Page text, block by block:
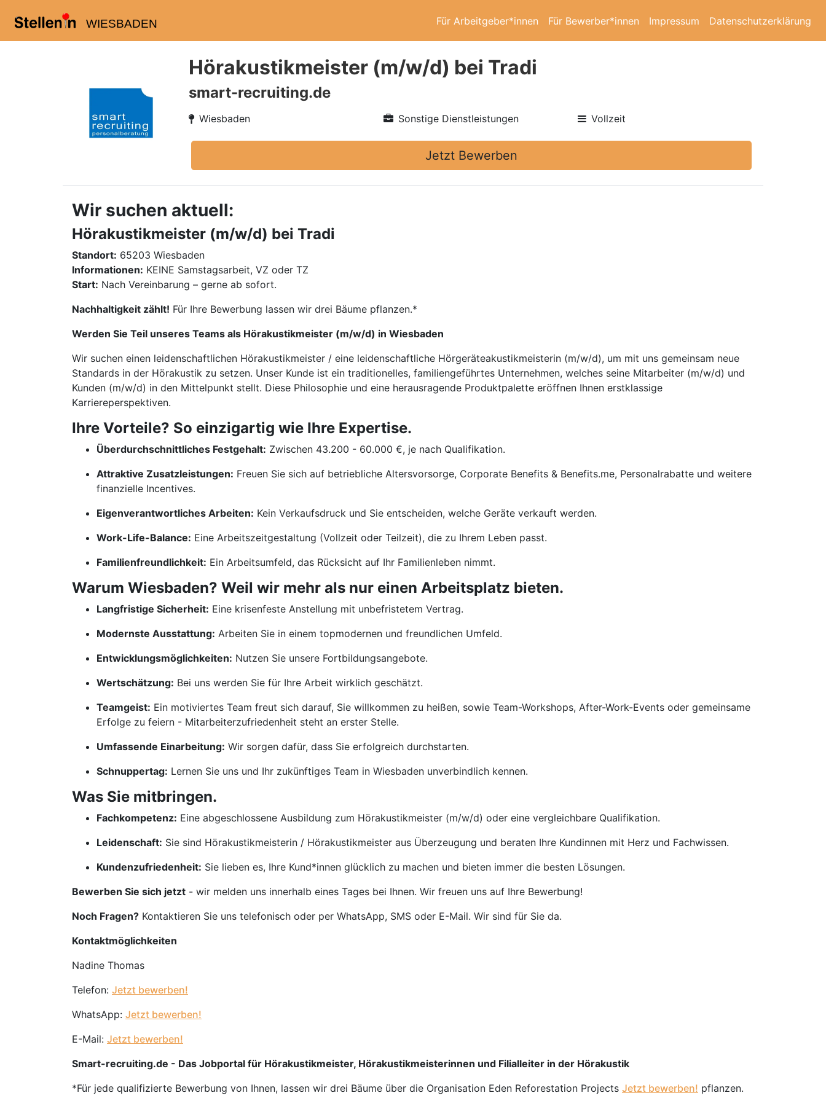
WIESBADEN Für Arbeitgeber*innen Für Bewerber*innen Impressum Datenschutzerklärung
Hörakustikmeister (m/w/d) bei Tradi
smart-recruiting.de
Wiesbaden Sonstige Dienstleistungen Vollzeit
Jetzt Bewerben
Wir suchen aktuell:
Hörakustikmeister (m/w/d) bei Tradi
Standort: 65203 Wiesbaden
Informationen: KEINE Samstagsarbeit, VZ oder TZ
Start: Nach Vereinbarung – gerne ab sofort.
Nachhaltigkeit zählt! Für Ihre Bewerbung lassen wir drei Bäume pflanzen.*
Werden Sie Teil unseres Teams als Hörakustikmeister (m/w/d) in Wiesbaden
Wir suchen einen leidenschaftlichen Hörakustikmeister / eine leidenschaftliche Hörgeräteakustikmeisterin (m/w/d), um mit uns gemeinsam neue
Standards in der Hörakustik zu setzen. Unser Kunde ist ein traditionelles, familiengeführtes Unternehmen, welches seine Mitarbeiter (m/w/d) und
Kunden (m/w/d) in den Mittelpunkt stellt. Diese Philosophie und eine herausragende Produktpalette eröffnen Ihnen erstklassige
Karriereperspektiven.
Ihre Vorteile? So einzigartig wie Ihre Expertise.
Überdurchschnittliches Festgehalt: Zwischen 43.200 - 60.000 €, je nach Qualifikation.
Attraktive Zusatzleistungen: Freuen Sie sich auf betriebliche Altersvorsorge, Corporate Benefits & Benefits.me, Personalrabatte und weitere
finanzielle Incentives.
Eigenverantwortliches Arbeiten: Kein Verkaufsdruck und Sie entscheiden, welche Geräte verkauft werden.
Work-Life-Balance: Eine Arbeitszeitgestaltung (Vollzeit oder Teilzeit), die zu Ihrem Leben passt.
Familienfreundlichkeit: Ein Arbeitsumfeld, das Rücksicht auf Ihr Familienleben nimmt.
Warum Wiesbaden? Weil wir mehr als nur einen Arbeitsplatz bieten.
Langfristige Sicherheit: Eine krisenfeste Anstellung mit unbefristetem Vertrag.
Modernste Ausstattung: Arbeiten Sie in einem topmodernen und freundlichen Umfeld.
Entwicklungsmöglichkeiten: Nutzen Sie unsere Fortbildungsangebote.
Wertschätzung: Bei uns werden Sie für Ihre Arbeit wirklich geschätzt.
Teamgeist: Ein motiviertes Team freut sich darauf, Sie willkommen zu heißen, sowie Team-Workshops, After-Work-Events oder gemeinsame
Erfolge zu feiern - Mitarbeiterzufriedenheit steht an erster Stelle.
Umfassende Einarbeitung: Wir sorgen dafür, dass Sie erfolgreich durchstarten.
Schnuppertag: Lernen Sie uns und Ihr zukünftiges Team in Wiesbaden unverbindlich kennen.
Was Sie mitbringen.
Fachkompetenz: Eine abgeschlossene Ausbildung zum Hörakustikmeister (m/w/d) oder eine vergleichbare Qualifikation.
Leidenschaft: Sie sind Hörakustikmeisterin / Hörakustikmeister aus Überzeugung und beraten Ihre Kundinnen mit Herz und Fachwissen.
Kundenzufriedenheit: Sie lieben es, Ihre Kund*innen glücklich zu machen und bieten immer die besten Lösungen.
Bewerben Sie sich jetzt - wir melden uns innerhalb eines Tages bei Ihnen. Wir freuen uns auf Ihre Bewerbung!
Noch Fragen? Kontaktieren Sie uns telefonisch oder per WhatsApp, SMS oder E-Mail. Wir sind für Sie da.
Kontaktmöglichkeiten
Nadine Thomas
Telefon: Jetzt bewerben!
WhatsApp: Jetzt bewerben!
E-Mail: Jetzt bewerben!
Smart-recruiting.de - Das Jobportal für Hörakustikmeister, Hörakustikmeisterinnen und Filialleiter in der Hörakustik
*Für jede qualifizierte Bewerbung von Ihnen, lassen wir drei Bäume über die Organisation Eden Reforestation Projects Jetzt bewerben! pflanzen.